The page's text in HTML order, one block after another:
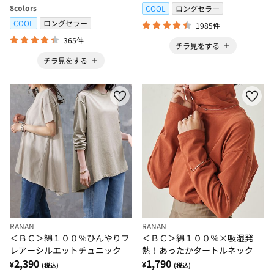
8colors
COOL
ロングセラー
365件
チラ見をする
COOL
ロングセラー
1985件
チラ見をする
RANAN
＜ＢＣ＞綿１００％ひんやりフ
レアーシルエットチュニック
¥2,390 (税込)
RANAN
＜ＢＣ＞綿１００％×吸湿発
熱！あったかタートルネック
¥1,790 (税込)